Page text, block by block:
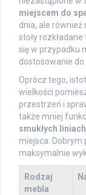
miejscem do
dnia, ale również
stoły
się w przypadku
dostosowanie do
Oprócz tego,
wielkości
przestrzeń i
także mniej
smukłych liniach
miejsca. Dobrym
maksymalnie
Rodzaj
mebla